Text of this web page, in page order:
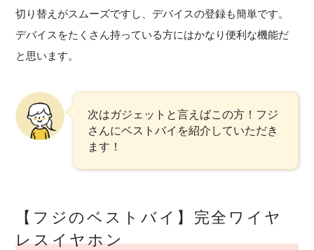
切り替えがスムーズですし、デバイスの登録も簡単です。
デバイスをたくさん持っている方にはかなり便利な機能だ
と思います。
次はガジェットと言えばこの方！フジ
さんにベストバイを紹介していただき
ます！
【フジのベストバイ】完全ワイヤ
レスイヤホン